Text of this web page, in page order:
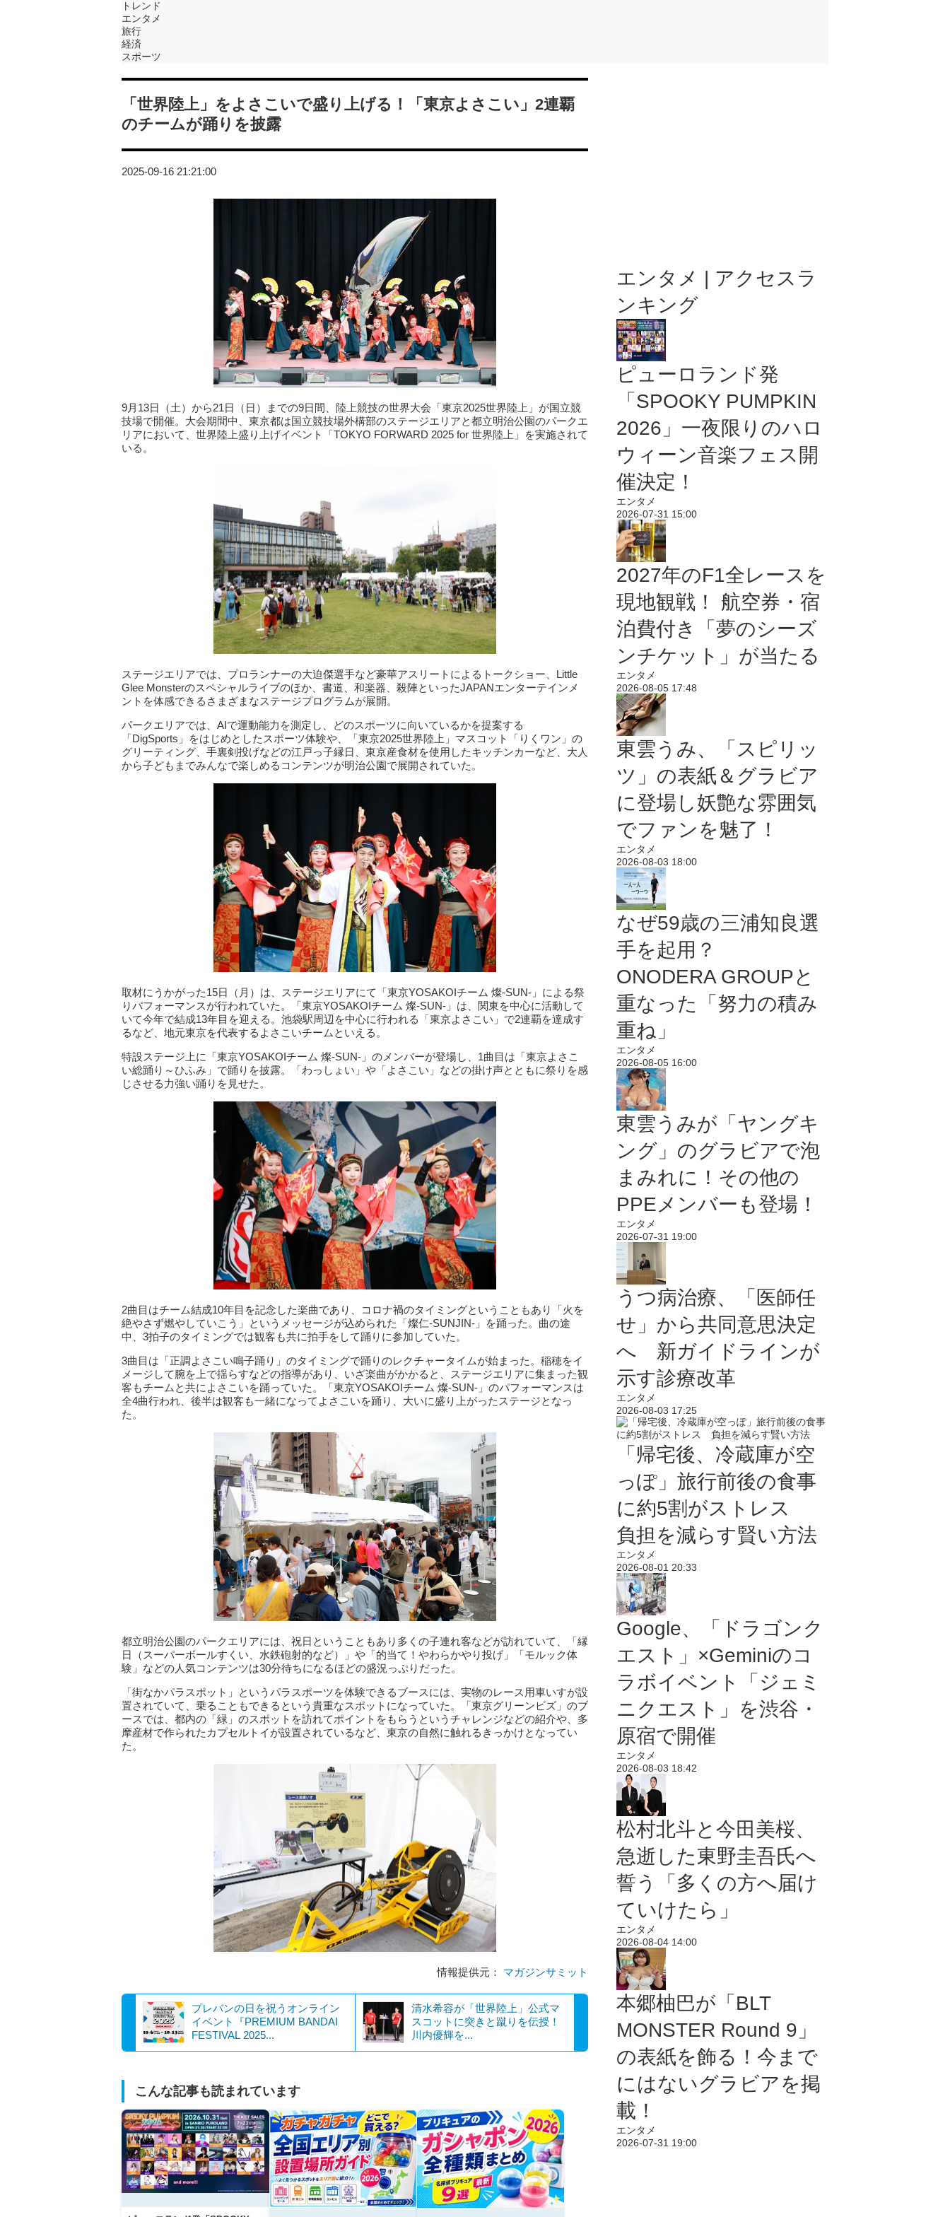
トレンド
エンタメ
旅行
経済
スポーツ
「世界陸上」をよさこいで盛り上げる！「東京よさこい」2連覇
のチームが踊りを披露
2025-09-16 21:21:00
9月13日（土）から21日（日）までの9日間、陸上競技の世界大会「東京2025世界陸上」が国立競
技場で開催。大会期間中、東京都は国立競技場外構部のステージエリアと都立明治公園のパークエ
リアにおいて、世界陸上盛り上げイベント「TOKYO FORWARD 2025 for 世界陸上」を実施されて
いる。
ステージエリアでは、プロランナーの大迫傑選手など豪華アスリートによるトークショー、Little
Glee Monsterのスペシャルライブのほか、書道、和楽器、殺陣といったJAPANエンターテインメ
ントを体感できるさまざまなステージプログラムが展開。
パークエリアでは、AIで運動能力を測定し、どのスポーツに向いているかを提案する
「DigSports」をはじめとしたスポーツ体験や、「東京2025世界陸上」マスコット「りくワン」の
グリーティング、手裏剣投げなどの江戸っ子縁日、東京産食材を使用したキッチンカーなど、大人
から子どもまでみんなで楽しめるコンテンツが明治公園で展開されていた。
取材にうかがった15日（月）は、ステージエリアにて「東京YOSAKOIチーム 燦-SUN-」による祭
りパフォーマンスが行われていた。「東京YOSAKOIチーム 燦-SUN-」は、関東を中心に活動して
いて今年で結成13年目を迎える。池袋駅周辺を中心に行われる「東京よさこい」で2連覇を達成す
るなど、地元東京を代表するよさこいチームといえる。
特設ステージ上に「東京YOSAKOIチーム 燦-SUN-」のメンバーが登場し、1曲目は「東京よさこ
い総踊り～ひふみ」で踊りを披露。「わっしょい」や「よさこい」などの掛け声とともに祭りを感
じさせる力強い踊りを見せた。
2曲目はチーム結成10年目を記念した楽曲であり、コロナ禍のタイミングということもあり「火を
絶やさず燃やしていこう」というメッセージが込められた「燦仁-SUNJIN-」を踊った。曲の途
中、3拍子のタイミングでは観客も共に拍手をして踊りに参加していた。
3曲目は「正調よさこい鳴子踊り」のタイミングで踊りのレクチャータイムが始まった。稲穂をイ
メージして腕を上で揺らすなどの指導があり、いざ楽曲がかかると、ステージエリアに集まった観
客もチームと共によさこいを踊っていた。「東京YOSAKOIチーム 燦-SUN-」のパフォーマンスは
全4曲行われ、後半は観客も一緒になってよさこいを踊り、大いに盛り上がったステージとなっ
た。
都立明治公園のパークエリアには、祝日ということもあり多くの子連れ客などが訪れていて、「縁
日（スーパーボールすくい、水鉄砲射的など）」や「的当て！やわらかやり投げ」「モルック体
験」などの人気コンテンツは30分待ちになるほどの盛況っぷりだった。
「街なかパラスポット」というパラスポーツを体験できるブースには、実物のレース用車いすが設
置されていて、乗ることもできるという貴重なスポットになっていた。「東京グリーンビズ」のブ
ースでは、都内の「緑」のスポットを訪れてポイントをもらうというチャレンジなどの紹介や、多
摩産材で作られたカプセルトイが設置されているなど、東京の自然に触れるきっかけとなってい
た。
情報提供元： マガジンサミット
プレバンの日を祝うオンライン
イベント『PREMIUM BANDAI
FESTIVAL 2025...
清水希容が「世界陸上」公式マ
スコットに突きと蹴りを伝授！
川内優輝を...
こんな記事も読まれています
エンタメ | アクセスラ
ンキング
ピューロランド発
「SPOOKY PUMPKIN
2026」一夜限りのハロ
ウィーン音楽フェス開
催決定！
エンタメ
2026-07-31 15:00
2027年のF1全レースを
現地観戦！ 航空券・宿
泊費付き「夢のシーズ
ンチケット」が当たる
エンタメ
2026-08-05 17:48
東雲うみ、「スピリッ
ツ」の表紙＆グラビア
に登場し妖艶な雰囲気
でファンを魅了！
エンタメ
2026-08-03 18:00
なぜ59歳の三浦知良選
手を起用？
ONODERA GROUPと
重なった「努力の積み
重ね」
エンタメ
2026-08-05 16:00
東雲うみが「ヤングキ
ング」のグラビアで泡
まみれに！その他の
PPEメンバーも登場！
エンタメ
2026-07-31 19:00
うつ病治療、「医師任
せ」から共同意思決定
へ 新ガイドラインが
示す診療改革
エンタメ
2026-08-03 17:25
「帰宅後、冷蔵庫が空
っぽ」旅行前後の食事
に約5割がストレス
負担を減らす賢い方法
エンタメ
2026-08-01 20:33
Google、「ドラゴンク
エスト」×Geminiのコ
ラボイベント「ジェミ
ニクエスト」を渋谷・
原宿で開催
エンタメ
2026-08-03 18:42
松村北斗と今田美桜、
急逝した東野圭吾氏へ
誓う「多くの方へ届け
ていけたら」
エンタメ
2026-08-04 14:00
本郷柚巴が「BLT
MONSTER Round 9」
の表紙を飾る！今まで
にはないグラビアを掲
載！
エンタメ
2026-07-31 19:00